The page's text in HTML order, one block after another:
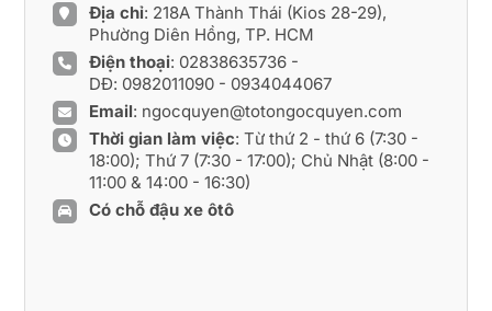
Địa chỉ: 218A Thành Thái (Kios 28-29),
Phường Diên Hồng, TP. HCM
Điện thoại: 02838635736 -
DĐ: 0982011090- 0934044067
Email: ngocquyen@totongocquyen.com
Thời gian làm việc: Từ thứ 2 - thứ 6 (7:30 -
18:00); Thứ 7 (7:30 - 17:00); Chủ Nhật (8:00 -
11:00 & 14:00 - 16:30)
Có chỗ đậu xe ôtô